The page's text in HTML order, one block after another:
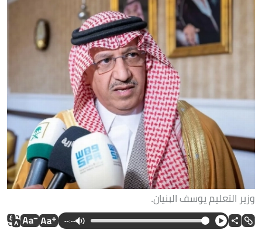
وزير التعليم يوسف البنيان.
--:--